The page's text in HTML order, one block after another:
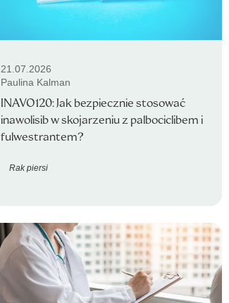
21.07.2026
Paulina Kalman
INAVO120: Jak bezpiecznie stosować
inawolisib w skojarzeniu z palbociclibem i
fulwestrantem?
Rak piersi